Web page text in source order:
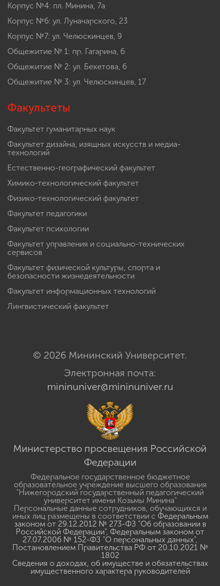
Корпус №4: пл. Минина, 7а
Корпус №6: ул. Луначарского, 23
Корпус №7: ул. Челюскинцев, 9
Общежитие № 1: пр. Гагарина, 6
Общежитие № 2: ул. Бекетова, 6
Общежитие № 3: ул. Челюскинцев, 17
Факультеты
Факультет гуманитарных наук
Факультет дизайна, изящных искусств и медиа-
технологий
Естественно-географический факультет
Химико-технологический факультет
Физико-технологический факультет
Факультет педагогики
Факультет психологии
Факультет управления и социально-технических
сервисов
Факультет физической культуры, спорта и
безопасности жизнедеятельности
Факультет информационных технологий
Лингвистический факультет
© 2026 Мининский Университет.
Электронная почта:
mininuniver@mininuniver.ru
Министерство просвещения Российской
Федерации
Федеральное государственное бюджетное
образовательное учреждение высшего образования
"Нижегородский государственный педагогический
университет имени Козьмы Минина"
Персональные данные сотрудников, обучающихся и
иных лиц размещены в соответствии с Федеральным
законом от 29.12.2012 № 273-ФЗ "Об образовании в
Российской Федерации", Федеральным законом от
27.07.2006 № 152-ФЗ "О персональных данных",
Постановлением Правительства РФ от 20.10.2021 №
1802
Сведения о доходах, об имуществе и обязательствах
имущественного характера руководителей